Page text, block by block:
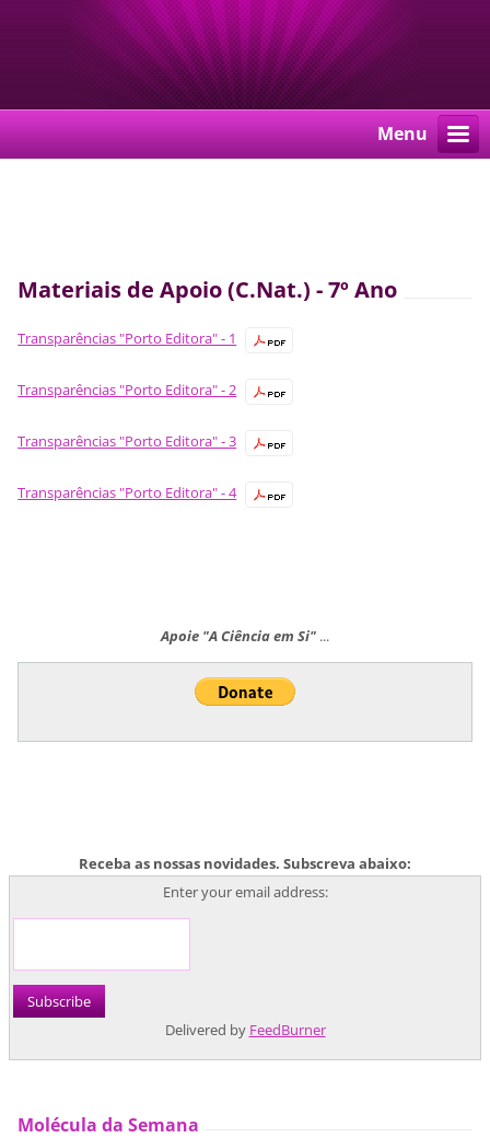
Menu
Materiais de Apoio (C.Nat.) - 7º Ano
Transparências "Porto Editora" - 1
Transparências "Porto Editora" - 2
Transparências "Porto Editora" - 3
Transparências "Porto Editora" - 4
Apoie "A Ciência em Si" ...
Receba as nossas novidades. Subscreva abaixo:
Enter your email address:
Delivered by FeedBurner
Molécula da Semana